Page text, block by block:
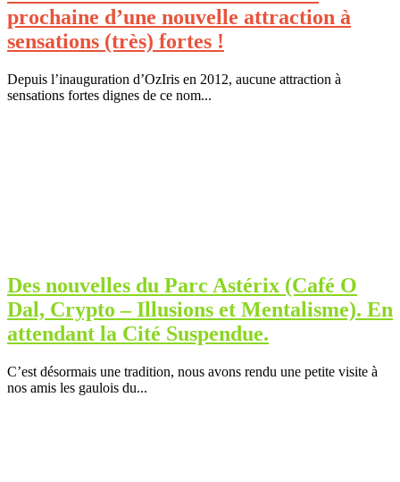
prochaine d’une nouvelle attraction à
sensations (très) fortes !
Depuis l’inauguration d’OzIris en 2012, aucune attraction à
sensations fortes dignes de ce nom...
Des nouvelles du Parc Astérix (Café O
Dal, Crypto – Illusions et Mentalisme). En
attendant la Cité Suspendue.
C’est désormais une tradition, nous avons rendu une petite visite à
nos amis les gaulois du...